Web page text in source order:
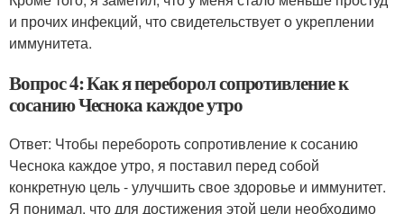
и прочих инфекций, что свидетельствует о укреплении
иммунитета.
Вопрос 4: Как я переборол сопротивление к
сосанию Чеснока каждое утро
Ответ: Чтобы перебороть сопротивление к сосанию
Чеснока каждое утро, я поставил перед собой
конкретную цель - улучшить свое здоровье и иммунитет.
Я понимал, что для достижения этой цели необходимо